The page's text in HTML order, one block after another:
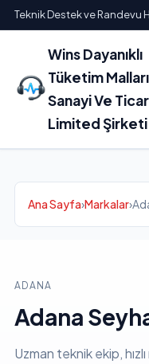
Teknik Destek ve Randevu
Wins Dayanıklı
Tüketim Malları
Sanayi Ve
Limited Şirketi
Ana Sayfa›Markalar›
ADANA
Adana
Uzman teknik ekip,